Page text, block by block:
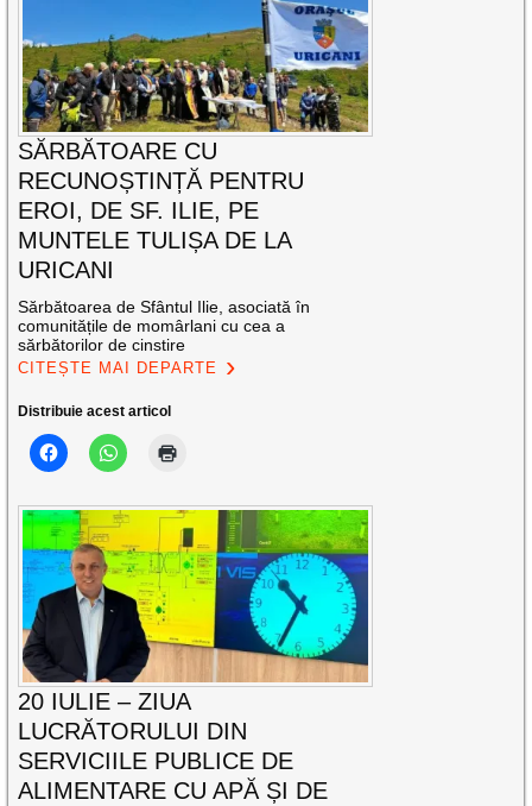
SĂRBĂTOARE CU
RECUNOȘTINȚĂ PENTRU
EROI, DE SF. ILIE, PE
MUNTELE TULIȘA DE LA
URICANI
Sărbătoarea de Sfântul Ilie, asociată în
comunitățile de momârlani cu cea a
sărbătorilor de cinstire
CITEȘTE MAI DEPARTE
Distribuie acest articol
20 IULIE – ZIUA
LUCRĂTORULUI DIN
SERVICIILE PUBLICE DE
ALIMENTARE CU APĂ ȘI DE